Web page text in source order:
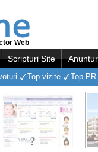
Web
Scripturi Site
Top vizite Top PR